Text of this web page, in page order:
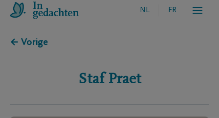
NL FR
← Vorige
Staf Praet